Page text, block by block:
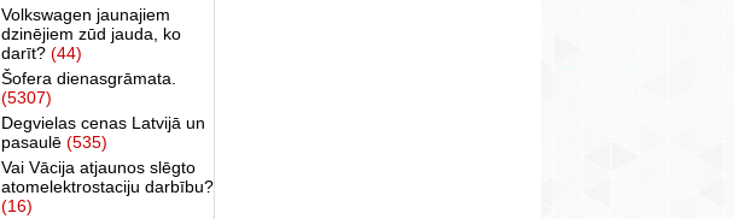
Volkswagen jaunajiem
dzinējiem zūd jauda, ko
darīt? (44)
Šofera dienasgrāmata.
(5307)
Degvielas cenas Latvijā un
pasaulē (535)
Vai Vācija atjaunos slēgto
atomelektrostaciju darbību?
(16)